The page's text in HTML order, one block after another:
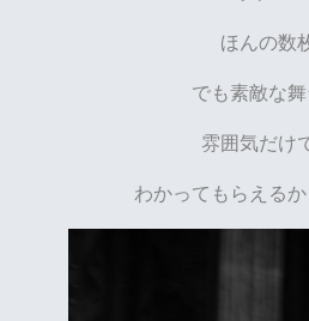
ほんの数
でも素敵な
雰囲気だけ
わかってもらえるか